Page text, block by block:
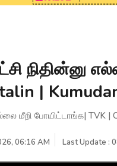
நிதின்னு
|
மீறி போயிட்டாங்க| TVK |
06:16 AM Last Update :